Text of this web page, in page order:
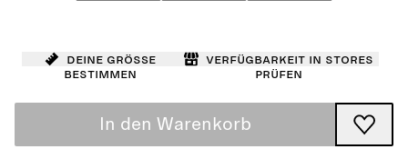
Deine Größe
bestimmen
Verfügbarkeit in Stores
prüfen
In den Warenkorb